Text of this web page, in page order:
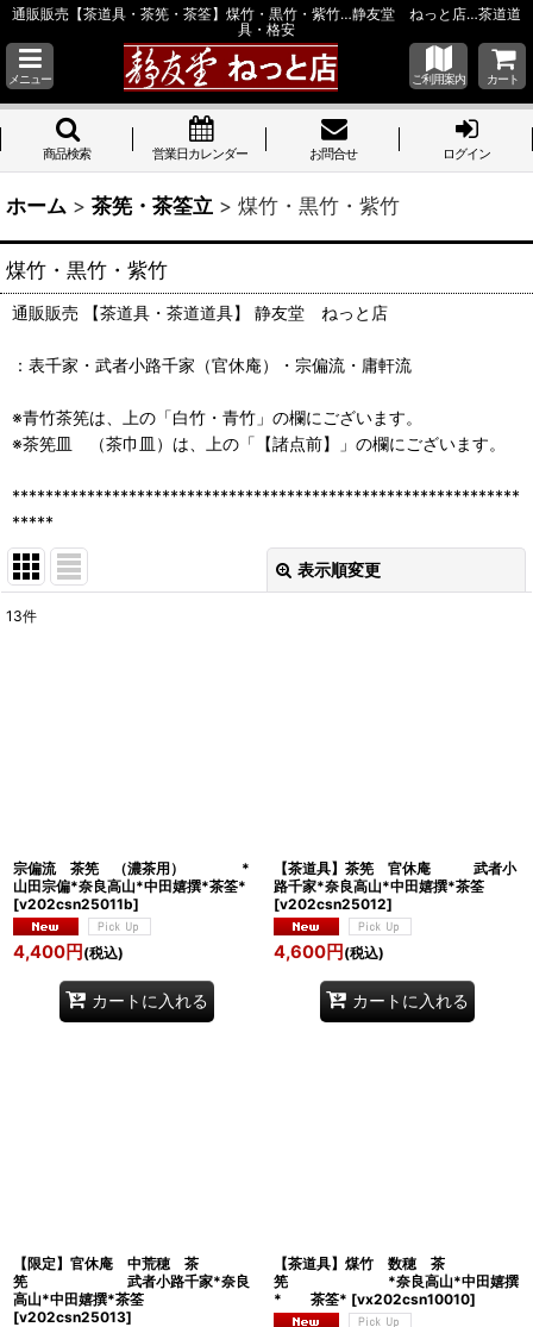
通販販売【茶道具・茶筅・茶筌】煤竹・黒竹・紫竹…静友堂 ねっと店…茶道道
具・格安
メニュー ご利用案内 カート
商品検索 営業日カレンダー お問合せ ログイン
ホーム > 茶筅・茶筌立 > 煤竹・黒竹・紫竹
煤竹・黒竹・紫竹
通販販売 【茶道具・茶道道具】 静友堂 ねっと店
：表千家・武者小路千家（官休庵）・宗偏流・庸軒流
※青竹茶筅は、上の「白竹・青竹」の欄にございます。
※茶筅皿 （茶巾皿）は、上の「【諸点前】」の欄にございます。
*************************************************************
*****
表示順変更
13件
宗偏流 茶筅 （濃茶用） *
山田宗偏*奈良高山*中田嬉撰*茶筌*
[v202csn25011b]
4,400円 (税込)
カートに入れる
【茶道具】茶筅 官休庵 武者小
路千家*奈良高山*中田嬉撰*茶筌
[v202csn25012]
4,600円 (税込)
カートに入れる
【限定】官休庵 中荒穂 茶
筅 武者小路千家*奈良
高山*中田嬉撰*茶筌
[v202csn25013]
【茶道具】煤竹 数穂 茶
筅 *奈良高山*中田嬉撰
* 茶筌* [vx202csn10010]